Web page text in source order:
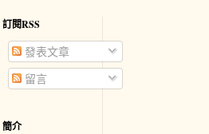
訂閱RSS
發表文章
留言
簡介